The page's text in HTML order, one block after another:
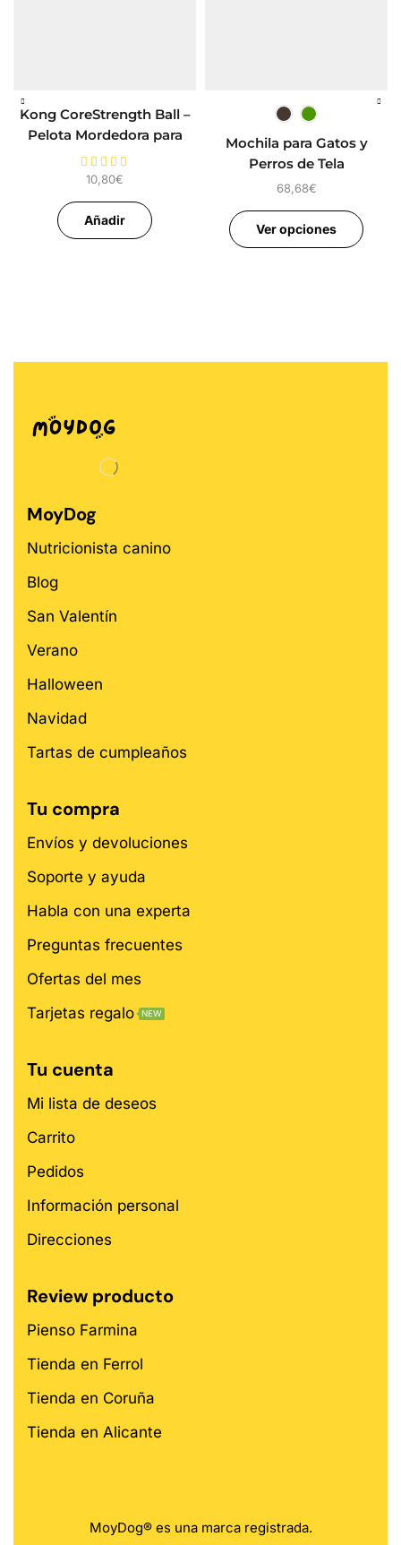
Kong CoreStrength Ball –
Pelota Mordedora para
Perros
10,80€
Añadir
Mochila para Gatos y
Perros de Tela
68,68€
Ver opciones
MoyDog
Nutricionista canino
Blog
San Valentín
Verano
Halloween
Navidad
Tartas de cumpleaños
Tu compra
Envíos y devoluciones
Soporte y ayuda
Habla con una experta
Preguntas frecuentes
Ofertas del mes
Tarjetas regalo
NEW
Tu cuenta
Mi lista de deseos
Carrito
Pedidos
Información personal
Direcciones
Review producto
Pienso Farmina
Tienda en Ferrol
Tienda en Coruña
Tienda en Alicante
MoyDog® es una marca registrada.